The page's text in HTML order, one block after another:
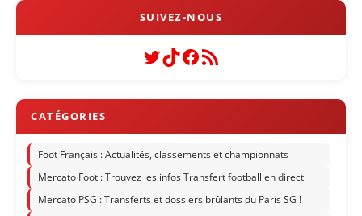
Twitter
TikTok
Facebook
Flux RSS
Foot Français : Actualités, classements et championnats
Mercato Foot : Trouvez les infos Transfert football en direct
Mercato PSG : Transferts et dossiers brûlants du Paris SG !